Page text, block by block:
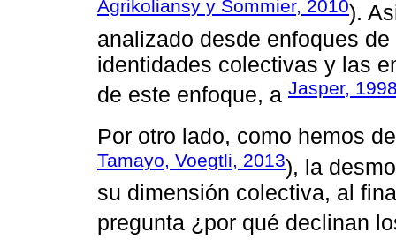
Agrikoliansy y Sommier, 2010).
analizado desde enfoques
identidades colectivas y las
de este enfoque, a Jasper,
Por otro lado, como hemos
Tamayo, Voegtli, 2013), la
su dimensión colectiva, al
pregunta ¿por qué declinan